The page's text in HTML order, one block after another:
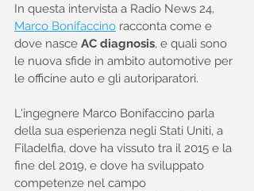
In questa intervista a Radio News 24,
Marco Bonifaccino racconta come e
dove nasce AC diagnosis, e quali sono
le nuova sfide in ambito automotive per
le officine auto e gli autoriparatori.
L'ingegnere Marco Bonifaccino parla
della sua esperienza negli Stati Uniti, a
Filadelfia, dove ha vissuto tra il 2015 e la
fine del 2019, e dove ha sviluppato
competenze nel campo